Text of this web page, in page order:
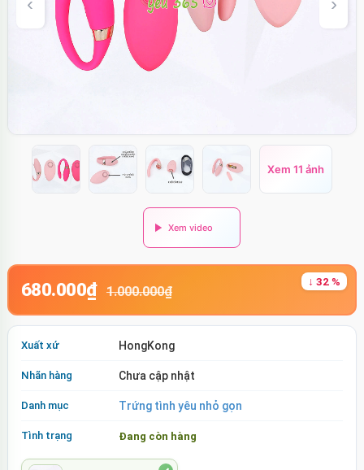
Xem 11 ảnh
680.000₫ 1.000.000₫
↓ 32 %
Xuất xứ HongKong
Nhãn hàng Chưa cập nhật
Danh mục Trứng tình yêu nhỏ gọn
Tình trạng Đang còn hàng